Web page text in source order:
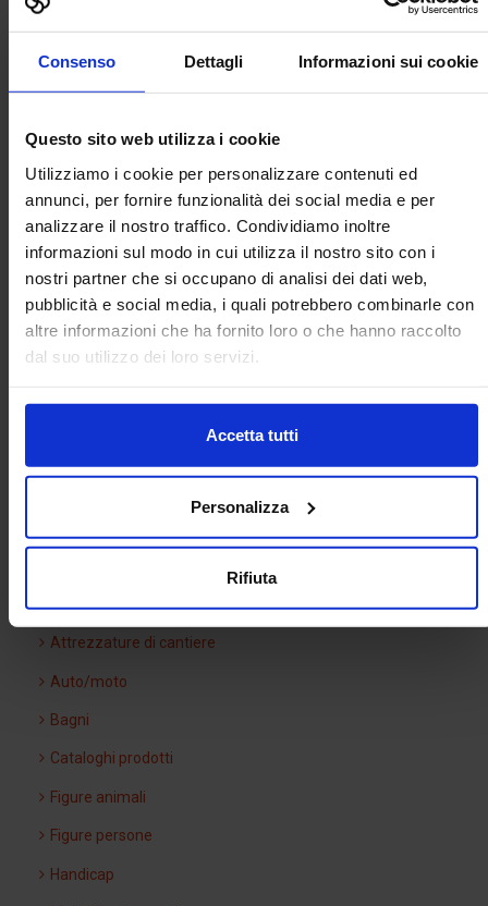
Consenso Dettagli Informazioni sui cookie
Questo sito web utilizza i cookie
Utilizziamo i cookie per personalizzare contenuti ed
annunci, per fornire funzionalità dei social media e per
analizzare il nostro traffico. Condividiamo inoltre
informazioni sul modo in cui utilizza il nostro sito con i
nostri partner che si occupano di analisi dei dati web,
pubblicità e social media, i quali potrebbero combinarle con
altre informazioni che ha fornito loro o che hanno raccolto
dal suo utilizzo dei loro servizi.
Accetta tutti
Personalizza
Rifiuta
Cordolo stradale area
Moto 06
Ascensori
Attrezzature di cantiere
Auto/moto
Bagni
Cataloghi prodotti
Figure animali
Figure persone
Handicap